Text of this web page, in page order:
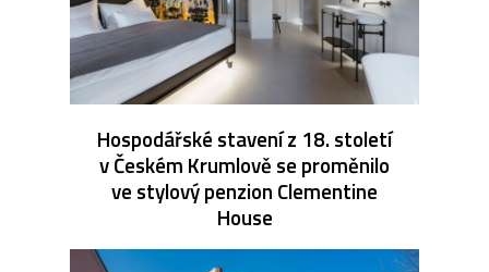
Hospodářské stavení z 18. století
v Českém Krumlově se proměnilo
ve stylový penzion Clementine
House